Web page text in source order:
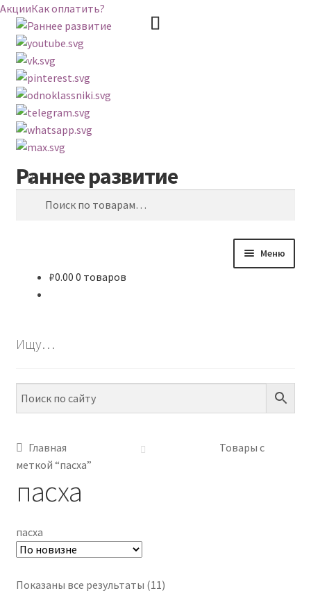
АкцииКак оплатить?
Перейти
к
навигации
Перейти
к
содержимому
Раннее развитие
Поиск
Меню
ПО НАВЫКАМ
МЕТОДИКИ
АРТ СТУДИЯ
ИГРЫ НА ЛИПУЧКАХ
КОНТАКТЫ
₽0.00 0 товаров
Ищу…
Главная
Товары с
меткой “пасха”
пасха
пасха
Показаны все результаты (11)Сортировка: